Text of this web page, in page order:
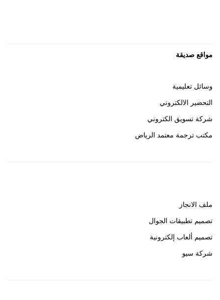
مواقع صديقة
وسائل تعليمية
التحضير الالكتروني
شركة تسويق الكتروني
مكتب ترجمة معتمد الرياض
ملف الانجاز
تصميم تطبيقات الجوال
تصميم ألعاب إلكترونية
شركة سيو